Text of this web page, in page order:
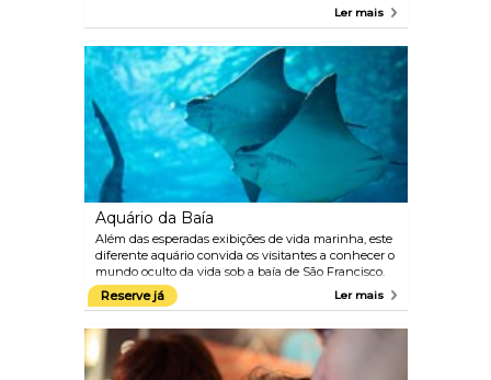
caminhada romântica desfrutando do pôr do sol.
pena uma visita.
Ler mais
Aquário da Baía
Além das esperadas exibições de vida marinha, este
diferente aquário convida os visitantes a conhecer o
mundo oculto da vida sob a baía de São Francisco.
Uma passarela em movimento leva você através de
dois túneis cristalinos, com 300 pés de
filtrados da baía e mais de 23.000 animais aquáticos.
Reserve já Ler mais